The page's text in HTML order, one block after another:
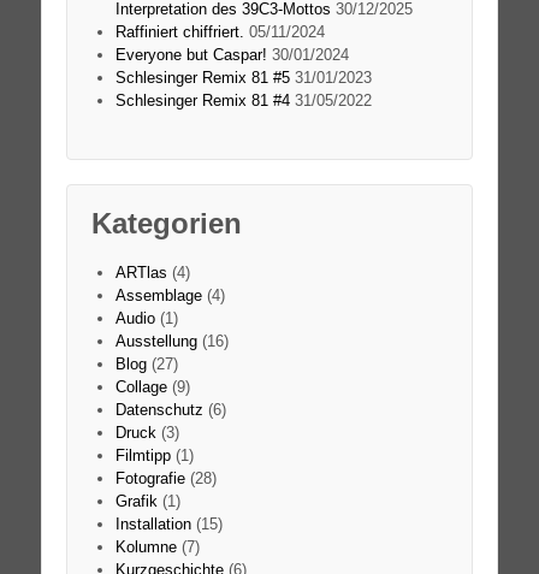
Interpretation des 39C3-Mottos 30/12/2025
Raffiniert chiffriert. 05/11/2024
Everyone but Caspar! 30/01/2024
Schlesinger Remix 81 #5 31/01/2023
Schlesinger Remix 81 #4 31/05/2022
Kategorien
ARTlas (4)
Assemblage(4)
Audio(1)
Ausstellung(16)
Blog(27)
Collage(9)
Datenschutz (6)
Druck(3)
Filmtipp(1)
Fotografie(28)
Grafik(1)
Installation(15)
Kolumne(7)
Kurzgeschichte(6)